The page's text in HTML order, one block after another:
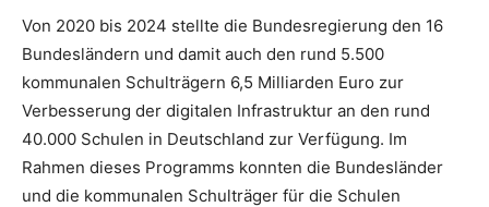
Von 2020 bis 2024 stellte die Bundesregierung den 16
Bundesländern und damit auch den rund 5.500
kommunalen Schulträgern 6,5 Milliarden Euro zur
Verbesserung der digitalen Infrastruktur an den rund
40.000 Schulen in Deutschland zur Verfügung. Im
Rahmen dieses Programms konnten die Bundesländer
und die kommunalen Schulträger für die Schulen